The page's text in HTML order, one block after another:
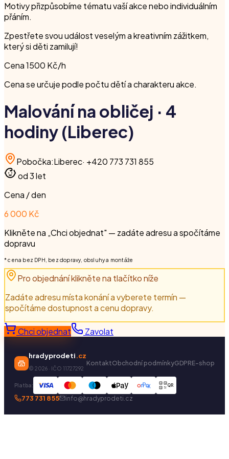
Motivy přizpůsobíme tématu vaší akce nebo individuálním
přáním.
Zpestřete svou událost veselým a kreativním zážitkem,
který si děti zamilují!
Cena 1500 Kč/h
Cena se určuje podle počtu dětí a charakteru akce.
Malování na obličej · 4
hodiny (Liberec)
Pobočka:Liberec· +420 773 731 855
od 3 let
Cena / den
6 000 Kč
Klikněte na „Chci objednat" — zadáte adresu a spočítáme
dopravu
* cena bez DPH, bez dopravy, obsluhy a montáže
Pro objednání klikněte na tlačítko níže
Zadáte adresu místa konání a vyberete termín —
spočítáme dostupnost a cenu dopravy.
Chci objednat Zavolat
hradyprodeti.cz
© 2026 · IČO 11727292
KontaktObchodní podmínkyGDPRE-shop
Platba: QR
773 731 855 info@hradyprodeti.cz